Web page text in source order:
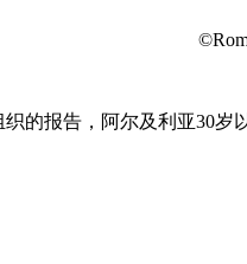
的报告，阿尔及利亚30